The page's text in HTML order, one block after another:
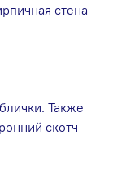
стена
Также
скотч